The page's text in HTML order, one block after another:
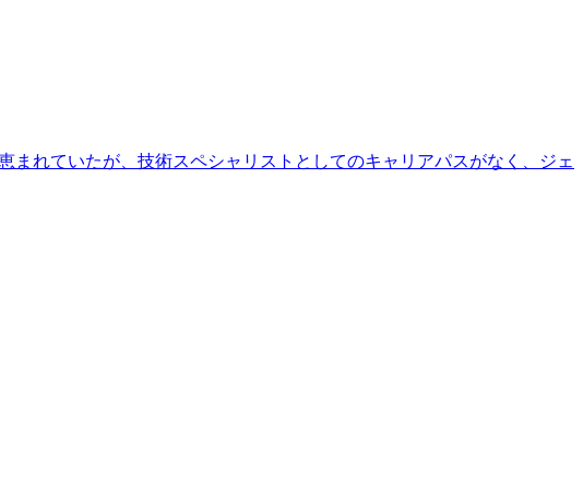
れていたが、技術スペシャリストとしてのキャリアパスがなく、ジェ